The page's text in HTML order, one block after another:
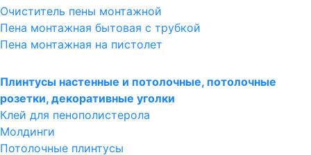
Очиститель пены монтажной
Пена монтажная бытовая с трубкой
Пена монтажная на пистолет
Плинтусы настенные и потолочные, потолочные
розетки, декоративные уголки
Клей для пенополистерола
Молдинги
Потолочные плинтусы